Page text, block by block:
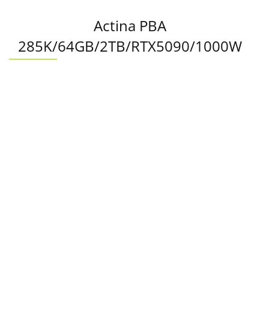
Actina PBA
285K/64GB/2TB/RTX5090/1000W